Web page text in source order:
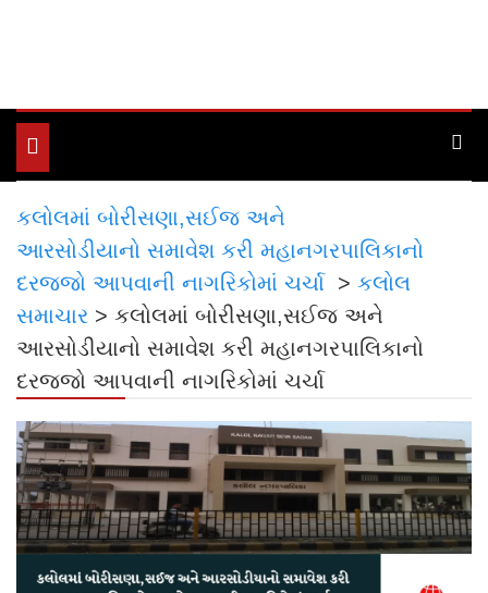
Toggle
navigation
કલોલમાં બોરીસણા,સઈજ અને
આરસોડીયાનો સમાવેશ કરી મહાનગરપાલિકાનો
દરજ્જો આપવાની નાગરિકોમાં ચર્ચા > કલોલ
સમાચાર > કલોલમાં બોરીસણા,સઈજ અને
આરસોડીયાનો સમાવેશ કરી મહાનગરપાલિકાનો
દરજ્જો આપવાની નાગરિકોમાં ચર્ચા